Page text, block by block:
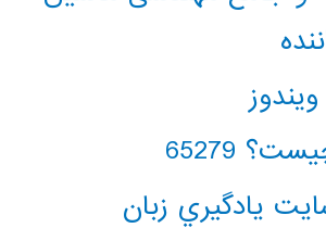
65279
يادگيري زبان